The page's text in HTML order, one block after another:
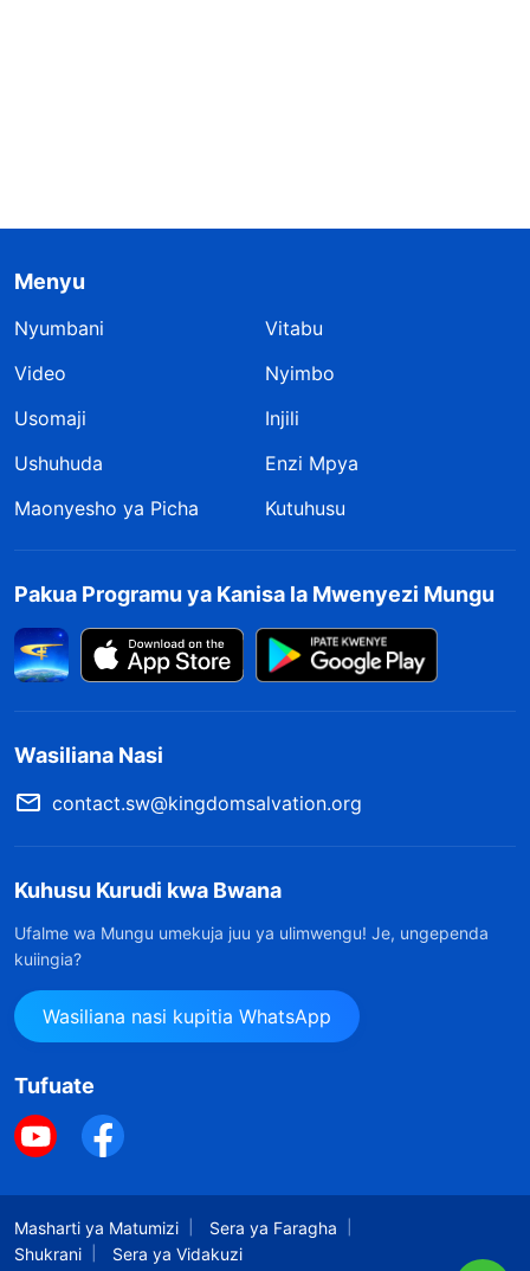
Menyu
Nyumbani
Vitabu
Video
Nyimbo
Usomaji
Injili
Ushuhuda
Enzi Mpya
Maonyesho ya Picha
Kutuhusu
Pakua Programu ya Kanisa la Mwenyezi Mungu
Wasiliana Nasi
contact.sw@kingdomsalvation.org
Kuhusu Kurudi kwa Bwana
Ufalme wa Mungu umekuja juu ya ulimwengu! Je, ungependa
kuiingia?
Wasiliana nasi kupitia WhatsApp
Tufuate
Masharti ya Matumizi
Sera ya Faragha
Shukrani
Sera ya Vidakuzi